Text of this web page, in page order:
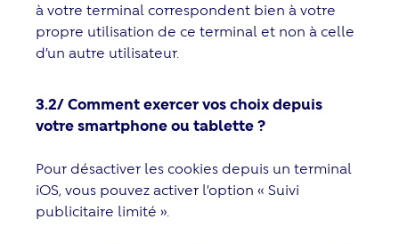
à votre terminal correspondent bien à votre
propre utilisation de ce terminal et non à celle
d’un autre utilisateur.
3.2/ Comment exercer vos choix depuis
votre smartphone ou tablette ?
Pour désactiver les cookies depuis un terminal
iOS, vous pouvez activer l’option « Suivi
publicitaire limité ».